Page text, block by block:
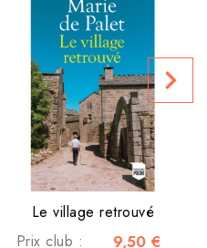
Le village retrouvé
Prix club :
9,50 €
navigate_next